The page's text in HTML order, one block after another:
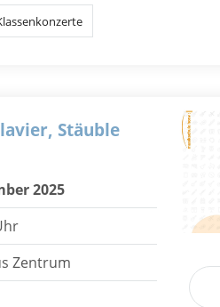
Stäuble
2025
Zentrum